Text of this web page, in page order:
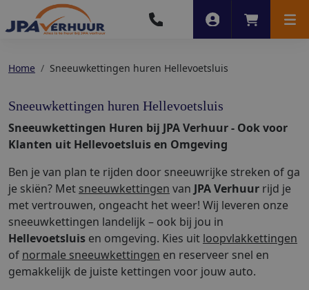
Account
Home Sneeuwkettingen huren Hellevoetsluis
Sneeuwkettingen huren Hellevoetsluis
Sneeuwkettingen Huren bij JPA Verhuur - Ook voor
Klanten uit Hellevoetsluis en Omgeving
Ben je van plan te rijden door sneeuwrijke streken of ga
je skiën? Met sneeuwkettingen van JPA Verhuur rijd je
met vertrouwen, ongeacht het weer! Wij leveren onze
sneeuwkettingen landelijk – ook bij jou in
Hellevoetsluis en omgeving. Kies uit loopvlakkettingen
of normale sneeuwkettingen en reserveer snel en
gemakkelijk de juiste kettingen voor jouw auto.